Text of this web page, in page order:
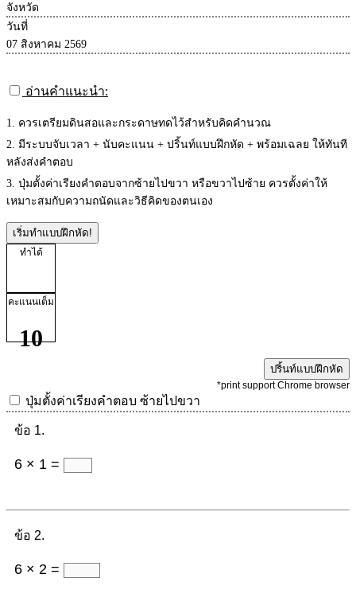
จังหวัด
วันที่
07 สิงหาคม 2569
อ่านคำแนะนำ:
1. ควรเตรียมดินสอและกระดาษทดไว้สำหรับคิดคำนวณ
2. มีระบบจับเวลา + นับคะแนน + ปริ้นท์แบบฝึกหัด + พร้อมเฉลย ให้ทันที
หลังส่งคำตอบ
3. ปุ่มตั้งค่าเรียงคำตอบจากซ้ายไปขวา หรือขวาไปซ้าย ควรตั้งค่าให้
เหมาะสมกับความถนัดและวิธีคิดของตนเอง
เริ่มทำแบบฝึกหัด!
ทำได้
คะแนนเต็ม
10
ปริ้นท์แบบฝึกหัด
*print support Chrome browser
ปุ่มตั้งค่าเรียงคำตอบ ซ้ายไปขวา
ข้อ 1.
6 × 1 =
ข้อ 2.
6 × 2 =